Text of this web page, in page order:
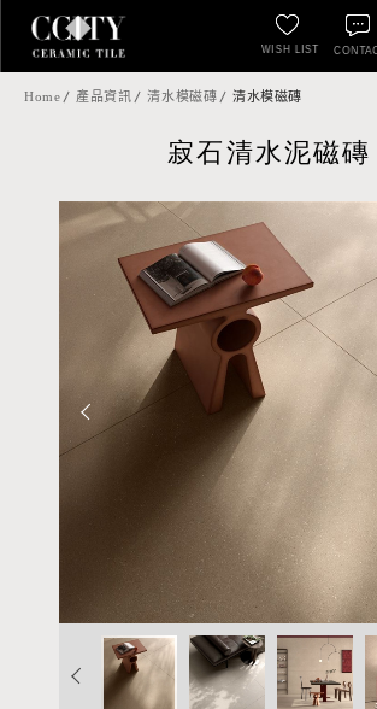
WISH LIST
Home 產品資訊 清水模磁磚 清水模磁磚
寂石清水泥磁磚